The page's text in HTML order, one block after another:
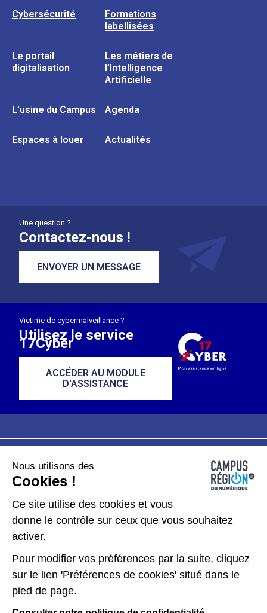
Cybersécurité
Formations
labellisées
Le portail
digitalisation
Les métiers de
l’Intelligence
Artificielle
L’usine du Campus Agenda
Espaces à louer Actualités
Une question ?
Contactez-nous !
ENVOYER UN MESSAGE
Victime de cybermalveillance ?
Utilisez le service
17Cyber
ACCÉDER AU MODULE
D'ASSISTANCE
Plan du site
Données personnelles
Gérer les cookies
Kit de communication
Accessibilité : partiellement conforme
Nous utilisons des
Cookies !
Ce site utilise des cookies et vous
donne le contrôle sur ceux que vous souhaitez
activer.
Pour modifier vos préférences par la suite, cliquez
sur le lien 'Préférences de cookies' situé dans le
pied de page.